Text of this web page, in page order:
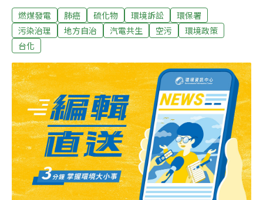
由，2019年向彰化地方法院提出損害賠償訴訟、要求國
賠。今年7月一審判決出爐，彰化縣府需賠償4.77億元，縣
府則向台中高等法院提出上訴。彰化縣府不核准「許可展
延」 台化兩度提訴願 環署駁回縣府處分台灣化學纖維公司
（簡稱台化）在彰化的汽電廠關廠至今已逾六年，但台化
提出的國賠訴訟仍在進行。2016年9月底，台化因M16、
M17、M22汽電共生鍋爐許可證失效，向縣府提出展延申
請，而縣府則因發現其不符合過去環評承諾，要求提出許
可異動。兩造爭議主要在申請程序上應該走「展延」還是
「異動」。縣府主張，台化2011年取得的燃煤許可證，生
煤的含硫比例並不符合1999年所訂的環評承諾，新許可涉
及製程改變，
燃煤發電 肺癌 硫化物 環境訴訟
環保署
污染治理
地方自治 汽電共生 空污
環境政策
台化